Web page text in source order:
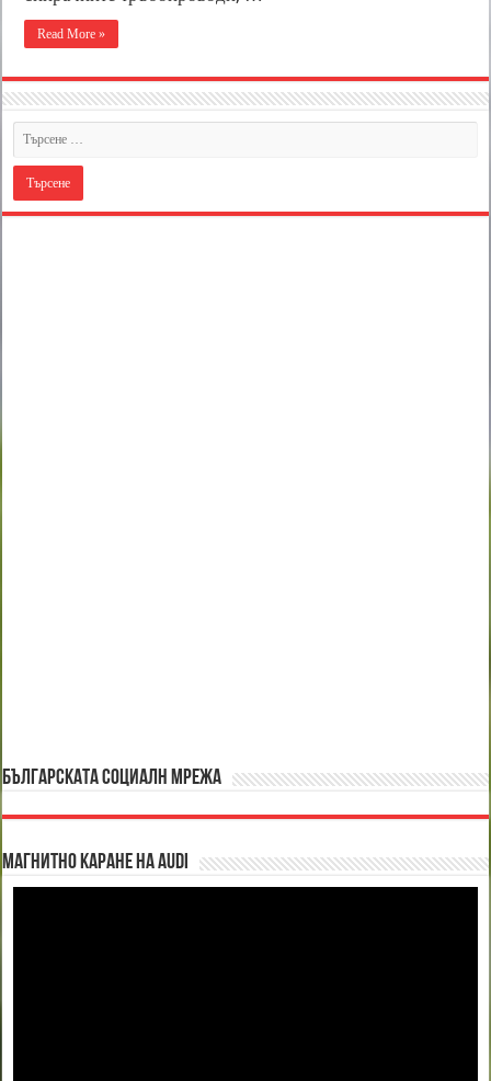
Read More »
БЪЛГАРСКАТА СОЦИАЛН МРЕЖА
Магнитно каране на Audi